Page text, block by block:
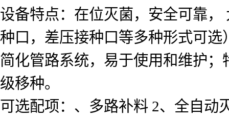
设备特点：在位灭菌，安全可靠
种口，差压接种口等多种形式可
简化管路系统，易于使用和维护
级移种。
可选配项：、多路补料 2、全自动